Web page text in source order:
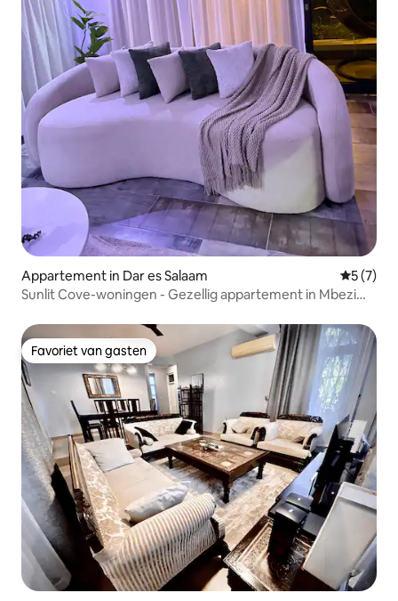
Appartement in Dar es Salaam
5 (7)
Sunlit Cove-woningen - Gezellig appartement in Mbezi
Favoriet van gasten
Favoriet van gasten